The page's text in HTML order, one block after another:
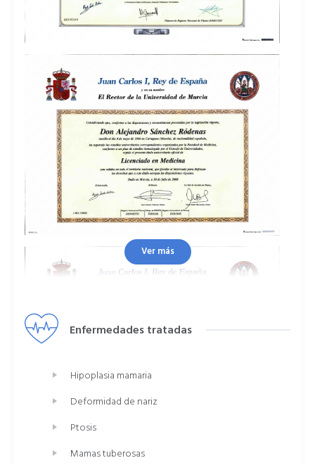
Ver más
Enfermedades tratadas
Hipoplasia mamaria
Deformidad de nariz
Ptosis
Mamas tuberosas